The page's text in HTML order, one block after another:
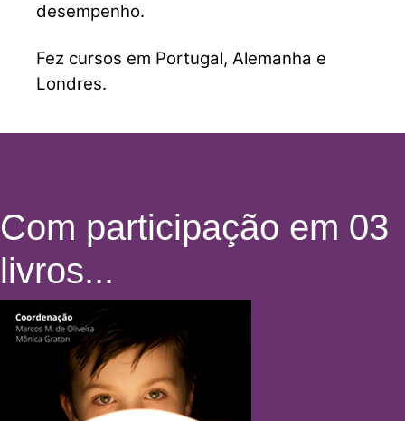
desempenho.
Fez cursos em Portugal, Alemanha e
Londres.
Com participação em 03
livros...